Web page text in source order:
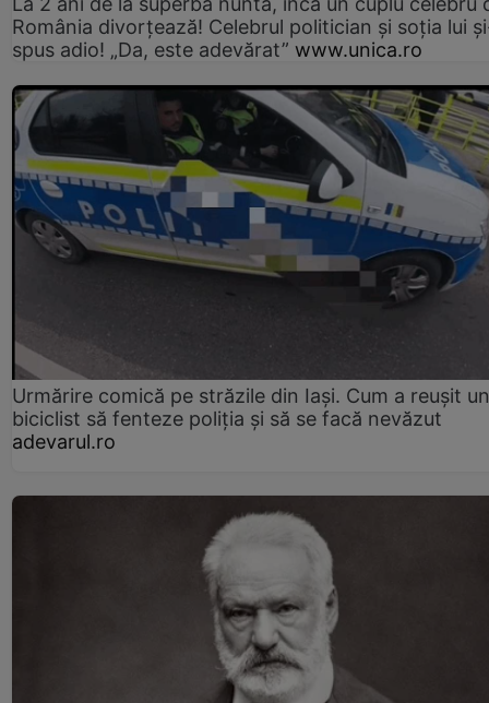
România divorțează! Celebrul politician și soția lui
spus adio! „Da, este adevărat” www.unica.ro
Urmărire comică pe străzile din Iași. Cum a reușit un
biciclist să fenteze poliția și să se facă nevăzut
adevarul.ro